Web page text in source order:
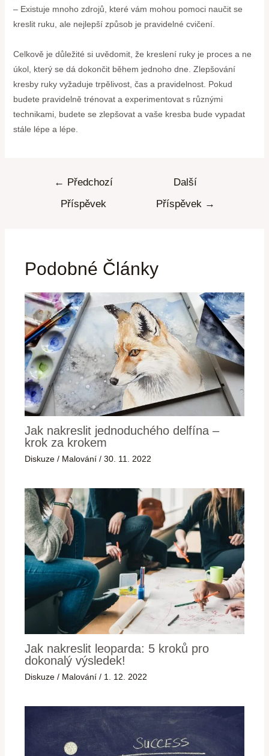
– Existuje mnoho zdrojů, které vám mohou pomoci naučit se
kreslit ruku, ale nejlepší způsob je pravidelné cvičení.
Celkově je důležité si uvědomit, že kreslení ruky je proces a ne
úkol, který se dá dokončit během jednoho dne. Zlepšování
kresby ruky vyžaduje trpělivost, čas a pravidelnost. Pokud
budete pravidelně trénovat a experimentovat s různými
technikami, budete se zlepšovat a vaše kresba bude vypadat
stále lépe a lépe.
← Předchozí
Příspěvek
Další
Příspěvek →
Podobné Články
Jak nakreslit jednoduchého delfína –
krok za krokem
Diskuze / Malování /30. 11. 2022
Jak nakreslit leoparda: 5 kroků pro
dokonalý výsledek!
Diskuze / Malování / 1. 12. 2022